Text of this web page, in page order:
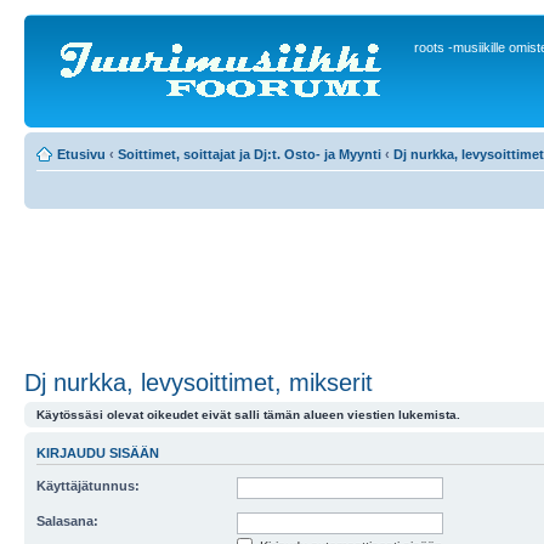
roots -musiikille
Etusivu ‹ Soittimet, soittajat ja Dj:t. Osto- ja Myynti ‹ Dj nurkka,
Dj nurkka, levysoittimet, mikserit
Käytössäsi olevat oikeudet eivät salli tämän alueen viestien lukemista.
KIRJAUDU SISÄÄN
Käyttäjätunnus:
Salasana: